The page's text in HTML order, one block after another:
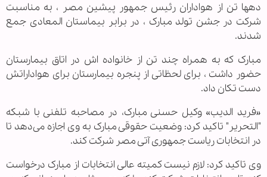
دهها تن از هواداران رئیس جمهور پیشین مصر ، به مناسبت
شرکت در جشن تولد مبارک ، در برابر بیماستان المعادی جمع
شدند.
مبارک که به همراه چند تن از خانواده اش در اتاق بیمارستان
حضور داشت ، برای لحظاتی از پنجره بیمارستان برای هواداراتش
دست تکان داد.
«فرید الدیب» وکیل حسنی مبارک، در مصاحبه تلفنی با شبکه
"التحریر" تاکید کرد: وضعیت حقوقی مبارک به وی اجازه می‌دهد تا
در انتخابات ریاست جمهوری آتی مصر شرکت کند.
وی تاکید کرد: لازم نیست کمیته عالی انتخابات از مبارک درخواست